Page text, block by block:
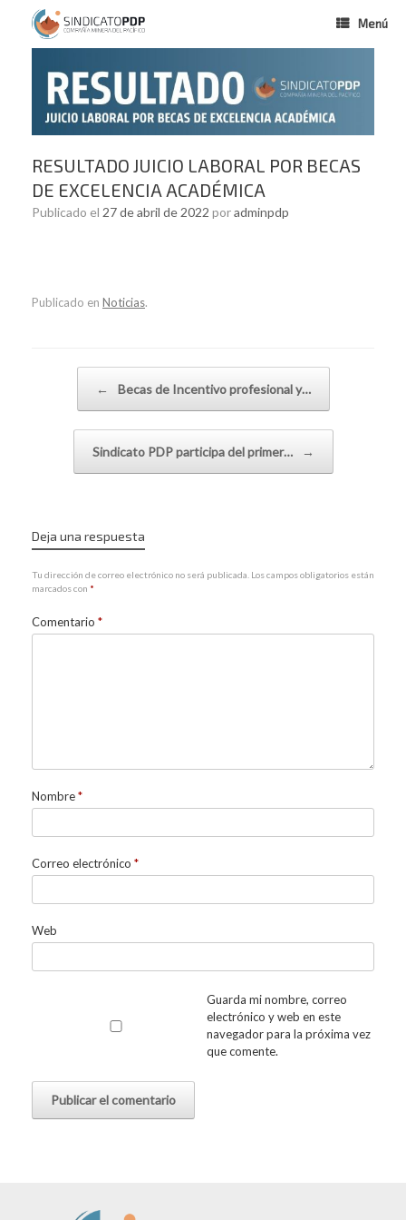
Menú
RESULTADO JUICIO LABORAL POR BECAS
DE EXCELENCIA ACADÉMICA
Publicado el 27 de abril de 2022 poradminpdp
Publicado en Noticias.
← Becas de Incentivo profesional y…
Sindicato PDP participa del primer… →
Deja una respuesta
Tu dirección de correo electrónico no será publicada. Los campos obligatorios están
marcados con *
Comentario *
Nombre*
Correo electrónico *
Web
Guarda mi nombre, correo
electrónico y web en este
navegador para la próxima vez
que comente.